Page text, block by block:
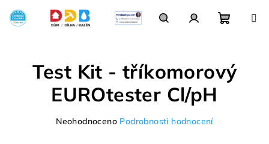
obsah
košík
Test Kit - tříkomorový
EUROtester Cl/pH
Průměrné
Neohodnoceno Podrobnosti hodnocení